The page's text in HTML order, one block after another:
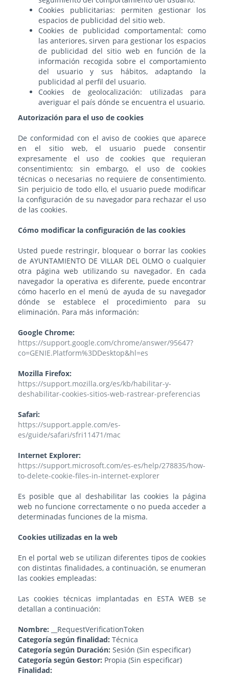
Cookies publicitarias: permiten gestionar los
espacios de publicidad del sitio web.
Cookies de publicidad comportamental: como
las anteriores, sirven para gestionar los espacios
de publicidad del sitio web en función de la
información recogida sobre el comportamiento
del usuario y sus hábitos, adaptando la
publicidad al perfil del usuario.
Cookies de geolocalización: utilizadas para
averiguar el país dónde se encuentra el usuario.
Autorización para el uso de cookies
De conformidad con el aviso de cookies que aparece
en el sitio web, el usuario puede consentir
expresamente el uso de cookies que requieran
consentimiento; sin embargo, el uso de cookies
técnicas o necesarias no requiere de consentimiento.
Sin perjuicio de todo ello, el usuario puede modificar
la configuración de su navegador para rechazar el uso
de las cookies.
Cómo modificar la configuración de las cookies
Usted puede restringir, bloquear o borrar las cookies
de AYUNTAMIENTO DE VILLAR DEL OLMO o cualquier
otra página web utilizando su navegador. En cada
navegador la operativa es diferente, puede encontrar
cómo hacerlo en el menú de ayuda de su navegador
dónde se establece el procedimiento para su
eliminación. Para más información:
Google Chrome:
https://support.google.com/chrome/answer/95647?
co=GENIE.Platform%3DDesktop&hl=es
Mozilla Firefox:
https://support.mozilla.org/es/kb/habilitar-y-
deshabilitar-cookies-sitios-web-rastrear-preferencias
Safari:
https://support.apple.com/es-
es/guide/safari/sfri11471/mac
Internet Explorer:
https://support.microsoft.com/es-es/help/278835/how-
to-delete-cookie-files-in-internet-explorer
Es posible que al deshabilitar las cookies la página
web no funcione correctamente o no pueda acceder a
determinadas funciones de la misma.
Cookies utilizadas en la web
En el portal web se utilizan diferentes tipos de cookies
con distintas finalidades, a continuación, se enumeran
las cookies empleadas:
Las cookies técnicas implantadas en ESTA WEB se
detallan a continuación:
Nombre:
__RequestVerificationToken
Categoría según finalidad: Técnica
Categoría según Duración: Sesión (Sin especificar)
Categoría según Gestor: Propia (Sin especificar)
Finalidad: